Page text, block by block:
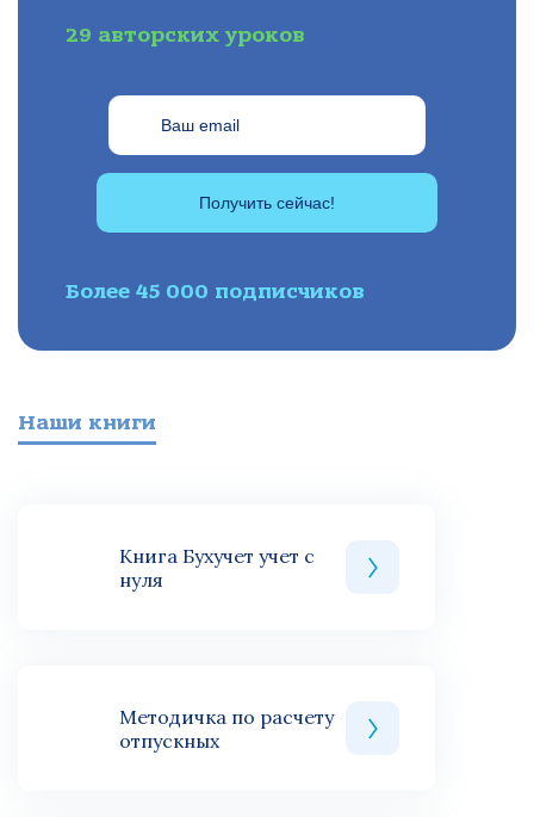
29 авторских уроков
Получить сейчас!
Более 45 000 подписчиков
Наши книги
Книга Бухучет учет с
нуля
Методичка по расчету
отпускных